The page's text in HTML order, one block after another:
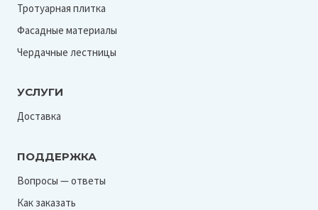
Тротуарная плитка
Фасадные материалы
Чердачные лестницы
УСЛУГИ
Доставка
ПОДДЕРЖКА
Вопросы — ответы
Как заказать